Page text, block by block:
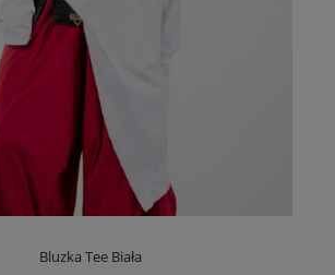
Bluzka Tee Biała